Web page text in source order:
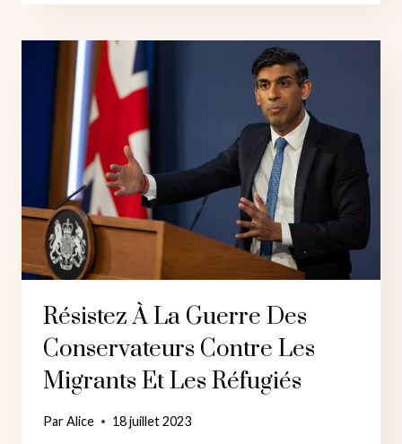
ÉTOUFFENT
MANIFESTANTS
ANTI-
RÉFUGIÉS
QUE
LA
BARGE
DE
LA
PRISON
ARRIVE
DANS
DORSET
Résistez À La Guerre Des
Conservateurs Contre Les
Migrants Et Les Réfugiés
ParAlice 18 juillet 2023